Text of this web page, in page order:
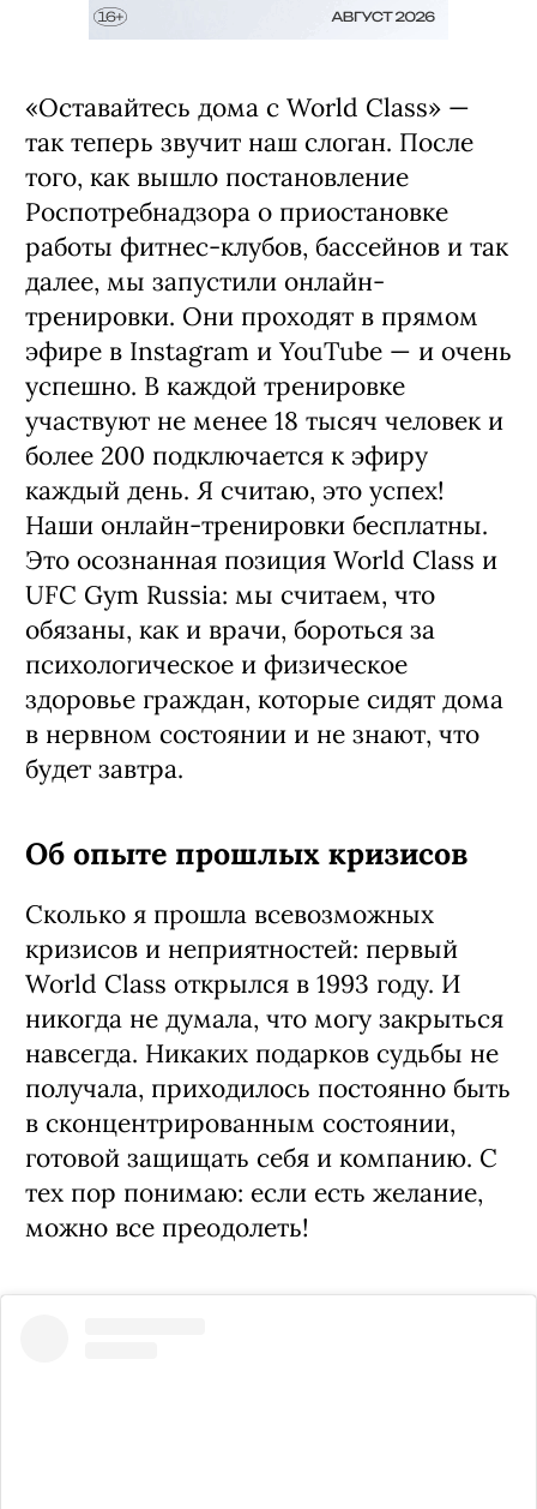
«Оставайтесь дома с World Class» —
так теперь звучит наш слоган. После
того, как вышло постановление
Роспотребнадзора о приостановке
работы фитнес-клубов, бассейнов и так
далее, мы запустили онлайн-
тренировки. Они проходят в прямом
эфире в Instagram и YouTube — и очень
успешно. В каждой тренировке
участвуют не менее 18 тысяч человек и
более 200 подключается к эфиру
каждый день. Я считаю, это успех!
Наши онлайн-тренировки бесплатны.
Это осознанная позиция World Class и
UFC Gym Russia: мы считаем, что
обязаны, как и врачи, бороться за
психологическое и физическое
здоровье граждан, которые сидят дома
в нервном состоянии и не знают, что
будет завтра.
Об опыте прошлых кризисов
Сколько я прошла всевозможных
кризисов и неприятностей: первый
World Class открылся в 1993 году. И
никогда не думала, что могу закрыться
навсегда. Никаких подарков судьбы не
получала, приходилось постоянно быть
в сконцентрированным состоянии,
готовой защищать себя и компанию. С
тех пор понимаю: если есть желание,
можно все преодолеть!